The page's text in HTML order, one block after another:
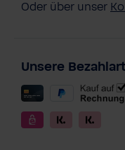
Oder über unser
Unsere